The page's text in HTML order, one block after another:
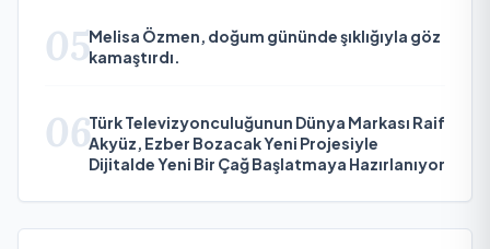
05Melisa Özmen, doğum gününde şıklığıyla göz
kamaştırdı.
06Türk Televizyonculuğunun Dünya Markası Raif
Akyüz, Ezber Bozacak Yeni Projesiyle
Dijitalde Yeni Bir Çağ Başlatmaya Hazırlanıyor